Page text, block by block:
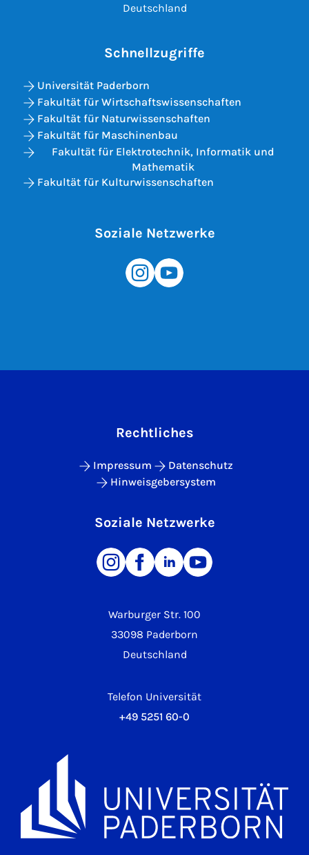
Deutschland
Schnellzugriffe
Universität Paderborn
Fakultät für Wirtschaftswissenschaften
Fakultät für Naturwissenschaften
Fakultät für Maschinenbau
Fakultät für Elektrotechnik, Informatik und
Mathematik
Fakultät für Kulturwissenschaften
Soziale Netzwerke
Warburger Str. 100
33098 Paderborn
Deutschland
Telefon Universität
+49 5251 60-0
Rechtliches
Impressum
Datenschutz
Hinweisgebersystem
Soziale Netzwerke